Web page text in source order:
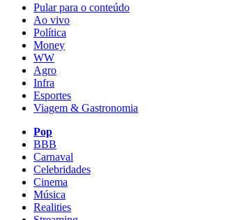
Pular para o conteúdo
Ao vivo
Política
Money
WW
Agro
Infra
Esportes
Viagem & Gastronomia
Pop
BBB
Carnaval
Celebridades
Cinema
Música
Realities